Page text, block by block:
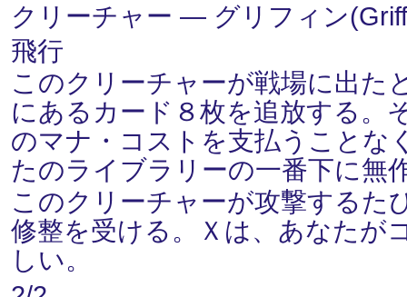
クリーチャー ― グリフィン
飛行
このクリーチャーが戦場に出た
にあるカード８枚を追放する。
のマナ・コストを支払うことな
たのライブラリーの一番下に無
このクリーチャーが攻撃するた
修整を受ける。Ｘは、あなたが
しい。